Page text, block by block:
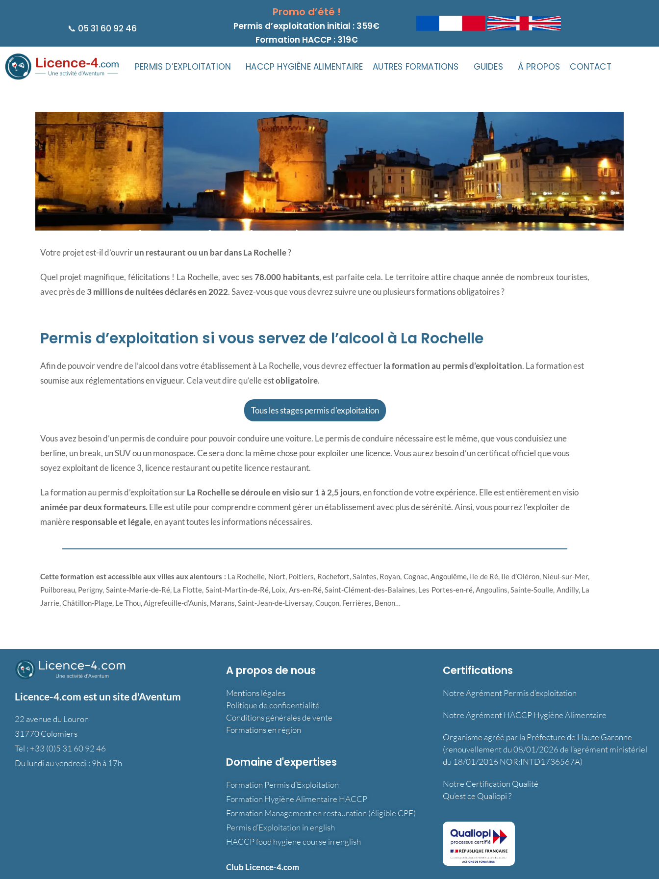
📞 05 31 60 92 46
Promo d’été !
Permis d’exploitation initial : 359€
Formation HACCP : 319€
PERMIS D’EXPLOITATION HACCP HYGIÈNE ALIMENTAIRE AUTRES FORMATIONS GUIDES À PROPOS CONTACT
Permis d'exploitation à La Rochelle
Votre projet est-il d’ouvrirun restaurant ou un bar dans La Rochelle?
Quel projet magnifique, félicitations ! La Rochelle, avec ses78.000 habitants, est parfaite cela. Le territoire attire chaque année de nombreux touristes,
avec près de3 millions de nuitées déclarés en 2022. Savez-vous que vous devrez suivre une ou plusieurs formations obligatoires ?
Permis d’exploitation si vous servez de l’alcool à La Rochelle
Afin de pouvoir vendre de l’alcool dans votre établissement à La Rochelle, vous devrez effectuerla formation au permis d’exploitation. La formation est
soumise aux réglementations en vigueur. Cela veut dire qu’elle estobligatoire.
Tous les stages permis d'exploitation
Vous avez besoin d’un permis de conduire pour pouvoir conduire une voiture. Le permis de conduire nécessaire est le même, que vous conduisiez une
berline, un break, un SUV ou un monospace. Ce sera donc la même chose pour exploiter une licence. Vous aurez besoin d’un certificat officiel que vous
soyez exploitant de licence 3, licence restaurant ou petite licence restaurant.
La formation au permis d’exploitation surLa Rochelle se déroule en visio sur 1 à 2,5 jours, en fonction de votre expérience. Elle est entièrement en visio
animée par deux formateurs.Elle est utile pour comprendre comment gérer un établissement avec plus de sérénité. Ainsi, vous pourrez l’exploiter de
manièreresponsable et légale, en ayant toutes les informations nécessaires.
Cette formation est accessible aux villes aux alentours : La Rochelle, Niort, Poitiers, Rochefort, Saintes, Royan, Cognac, Angoulême, Ile de Ré, Ile d’Oléron, Nieul-sur-Mer,
Puilboreau, Perigny, Sainte-Marie-de-Ré, La Flotte, Saint-Martin-de-Ré, Loix, Ars-en-Ré, Saint-Clément-des-Balaines, Les Portes-en-ré, Angoulins, Sainte-Soulle, Andilly, La
Jarrie, Châtillon-Plage, Le Thou, Aigrefeuille-d’Aunis, Marans, Saint-Jean-de-Liversay, Couçon, Ferrières, Benon…
Licence-4.com est un site d'Aventum
22 avenue du Louron
31770 Colomiers
Tel : +33 (0)5 31 60 92 46
Du lundi au vendredi : 9h à 17h
A propos de nous
Mentions légales
Politique de confidentialité
Conditions générales de vente
Formations en région
Domaine d'expertises
Formation Permis d’Exploitation
Formation Hygiène Alimentaire HACCP
Formation Management en restauration (éligible CPF)
Permis d’Exploitation in english
HACCP food hygiene course in english
Club Licence-4.com
Certifications
Notre Agrément Permis d’exploitation
Notre Agrément HACCP Hygiène Alimentaire
Organisme agréé par la Préfecture de Haute Garonne
(renouvellement du 08/01/2026 de l’agrément ministériel
du 18/01/2016 NOR:INTD1736567A)
Notre Certification Qualité
Qu’est ce Qualiopi ?